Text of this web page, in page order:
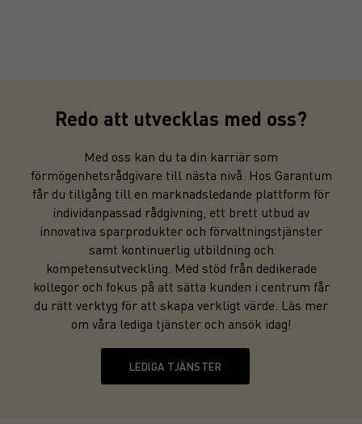
Redo att utvecklas med oss?
Med oss kan du ta din karriär som
förmögenhetsrådgivare till nästa nivå. Hos Garantum
får du tillgång till en marknadsledande plattform för
individanpassad rådgivning, ett brett utbud av
innovativa sparprodukter och förvaltningstjänster
samt kontinuerlig utbildning och
kompetensutveckling. Med stöd från dedikerade
kollegor och fokus på att sätta kunden i centrum får
du rätt verktyg för att skapa verkligt värde. Läs mer
om våra lediga tjänster och ansök idag!
LEDIGA TJÄNSTER